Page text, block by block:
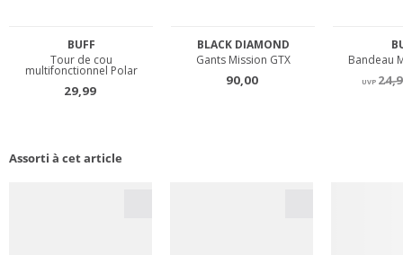
Assorti à cet article